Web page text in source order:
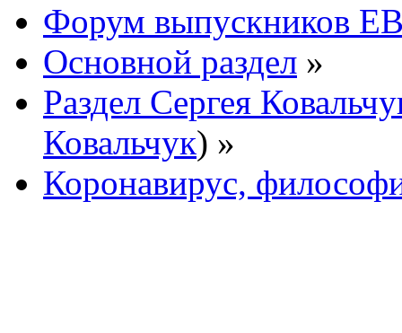
Форум выпускников
Основной раздел »
Раздел Сергея
Ковальчук) »
Коронавирус,